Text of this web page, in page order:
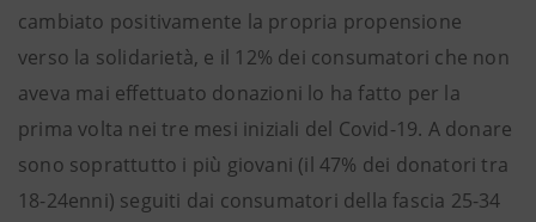
cambiato positivamente la propria propensione
verso la solidarietà, e il 12% dei consumatori che non
aveva mai effettuato donazioni lo ha fatto per la
prima volta nei tre mesi iniziali del Covid-19. A donare
sono soprattutto i più giovani (il 47% dei donatori tra
18-24enni) seguiti dai consumatori della fascia 25-34